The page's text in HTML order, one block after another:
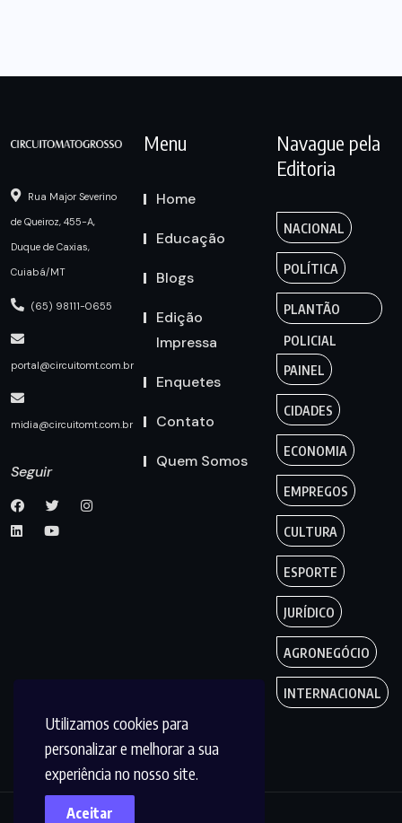
Utilizamos cookies para
personalizar e melhorar a sua
experiência no nosso site.
Aceitar
Rua Major Severino
de Queiroz, 455-A,
Duque de Caxias,
Cuiabá/MT
(65) 98111-0655
portal@circuitomt.com.br
midia@circuitomt.com.br
Seguir
Menu
Home
Educação
Blogs
Edição
Impressa
Enquetes
Contato
Quem Somos
Navague pela
Editoria
NACIONAL
POLÍTICA
PLANTÃO
POLICIAL
PAINEL
CIDADES
ECONOMIA
EMPREGOS
CULTURA
ESPORTE
JURÍDICO
AGRONEGÓCIO
INTERNACIONAL